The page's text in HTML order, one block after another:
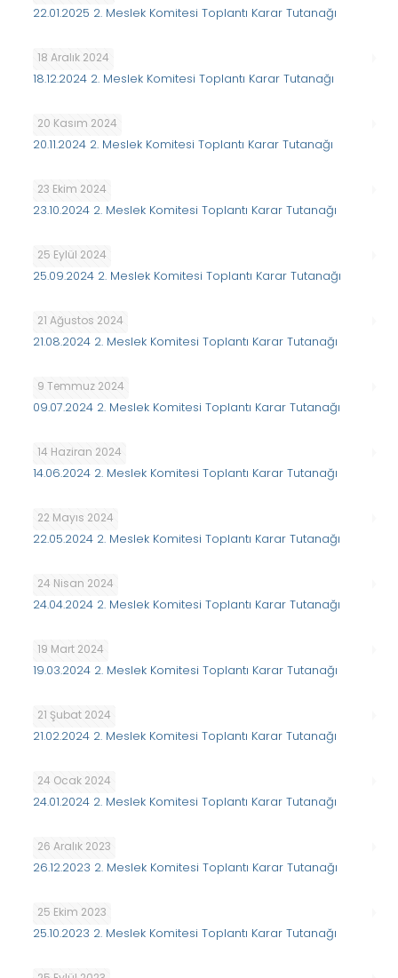
22.01.2025 2. Meslek Komitesi Toplantı Karar Tutanağı
18 Aralık 2024
18.12.2024 2. Meslek Komitesi Toplantı Karar Tutanağı
20 Kasım 2024
20.11.2024 2. Meslek Komitesi Toplantı Karar Tutanağı
23 Ekim 2024
23.10.2024 2. Meslek Komitesi Toplantı Karar Tutanağı
25 Eylül 2024
25.09.2024 2. Meslek Komitesi Toplantı Karar Tutanağı
21 Ağustos 2024
21.08.2024 2. Meslek Komitesi Toplantı Karar Tutanağı
9 Temmuz 2024
09.07.2024 2. Meslek Komitesi Toplantı Karar Tutanağı
14 Haziran 2024
14.06.2024 2. Meslek Komitesi Toplantı Karar Tutanağı
22 Mayıs 2024
22.05.2024 2. Meslek Komitesi Toplantı Karar Tutanağı
24 Nisan 2024
24.04.2024 2. Meslek Komitesi Toplantı Karar Tutanağı
19 Mart 2024
19.03.2024 2. Meslek Komitesi Toplantı Karar Tutanağı
21 Şubat 2024
21.02.2024 2. Meslek Komitesi Toplantı Karar Tutanağı
24 Ocak 2024
24.01.2024 2. Meslek Komitesi Toplantı Karar Tutanağı
26 Aralık 2023
26.12.2023 2. Meslek Komitesi Toplantı Karar Tutanağı
25 Ekim 2023
25.10.2023 2. Meslek Komitesi Toplantı Karar Tutanağı